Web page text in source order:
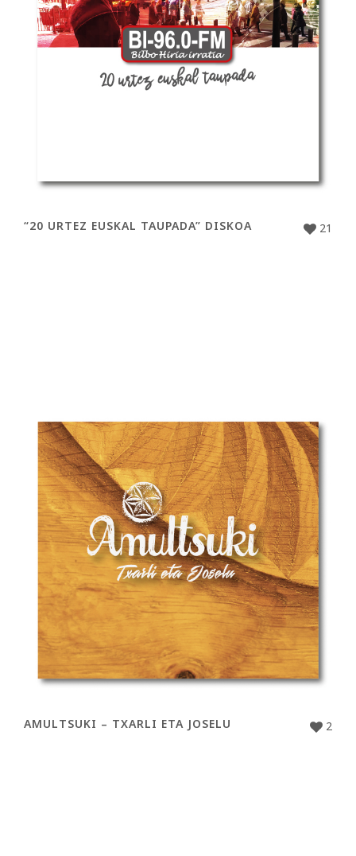
21
“20 URTEZ EUSKAL TAUPADA” DISKOA
2
AMULTSUKI – TXARLI ETA JOSELU